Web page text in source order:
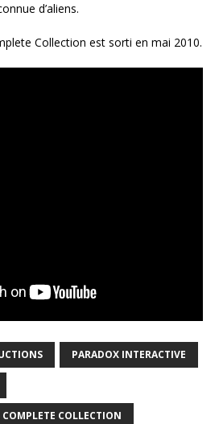
d’aliens.
Collection est sorti en mai 2010.
PARADOX INTERACTIVE
COLLECTION